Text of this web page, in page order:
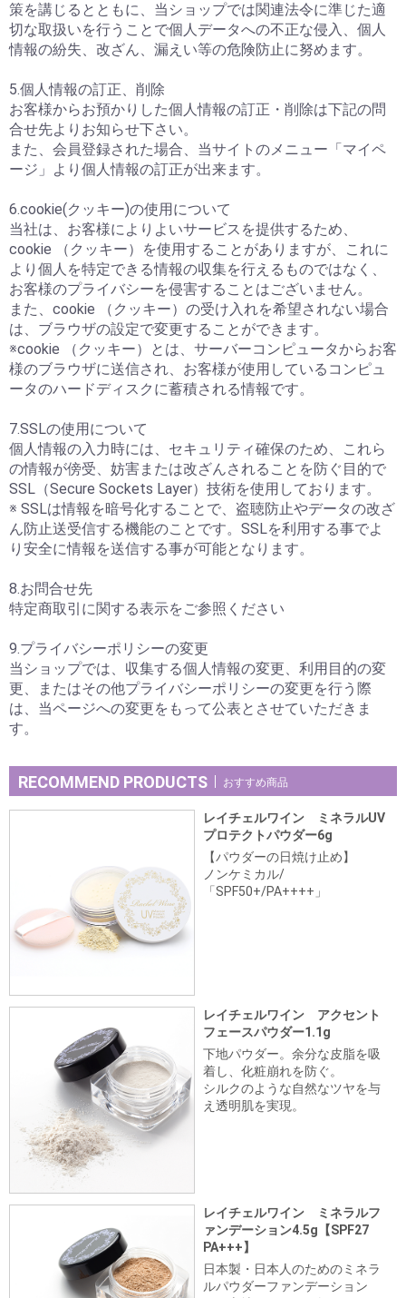
策を講じるとともに、当ショップでは関連法令に準じた適
切な取扱いを行うことで個人データへの不正な侵入、個人
情報の紛失、改ざん、漏えい等の危険防止に努めます。
5.個人情報の訂正、削除
お客様からお預かりした個人情報の訂正・削除は下記の問
合せ先よりお知らせ下さい。
また、会員登録された場合、当サイトのメニュー「マイペ
ージ」より個人情報の訂正が出来ます。
6.cookie(クッキー)の使用について
当社は、お客様によりよいサービスを提供するため、
cookie （クッキー）を使用することがありますが、これに
より個人を特定できる情報の収集を行えるものではなく、
お客様のプライバシーを侵害することはございません。
また、cookie （クッキー）の受け入れを希望されない場合
は、ブラウザの設定で変更することができます。
※cookie （クッキー）とは、サーバーコンピュータからお客
様のブラウザに送信され、お客様が使用しているコンピュ
ータのハードディスクに蓄積される情報です。
7.SSLの使用について
個人情報の入力時には、セキュリティ確保のため、これら
の情報が傍受、妨害または改ざんされることを防ぐ目的で
SSL（Secure Sockets Layer）技術を使用しております。
※ SSLは情報を暗号化することで、盗聴防止やデータの改ざ
ん防止送受信する機能のことです。SSLを利用する事でよ
り安全に情報を送信する事が可能となります。
8.お問合せ先
特定商取引に関する表示をご参照ください
9.プライバシーポリシーの変更
当ショップでは、収集する個人情報の変更、利用目的の変
更、またはその他プライバシーポリシーの変更を行う際
は、当ページへの変更をもって公表とさせていただきま
す。
RECOMMEND PRODUCTS おすすめ商品
レイチェルワイン ミネラルUV
プロテクトパウダー6g
【パウダーの日焼け止め】
ノンケミカル/
「SPF50+/PA++++」
レイチェルワイン アクセント
フェースパウダー1.1g
下地パウダー。余分な皮脂を吸
着し、化粧崩れを防ぐ。
シルクのような自然なツヤを与
え透明肌を実現。
レイチェルワイン ミネラルフ
ァンデーション4.5g【SPF27
PA+++】
日本製・日本人のためのミネラ
ルパウダーファンデーション